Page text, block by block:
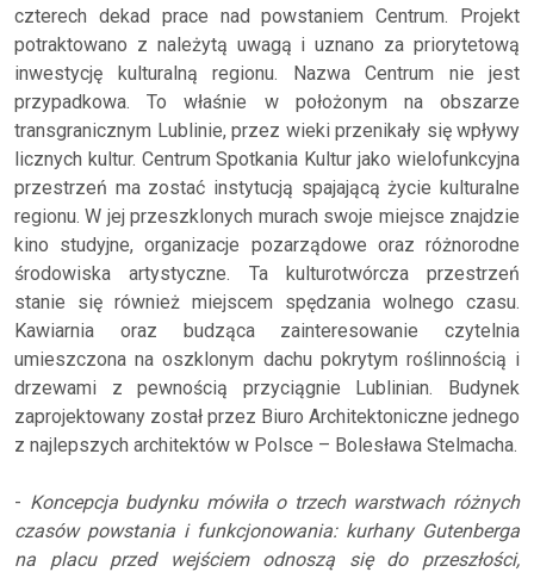
czterech dekad prace nad powstaniem Centrum. Projekt
potraktowano z należytą uwagą i uznano za priorytetową
inwestycję kulturalną regionu. Nazwa Centrum nie jest
przypadkowa. To właśnie w położonym na obszarze
transgranicznym Lublinie, przez wieki przenikały się wpływy
licznych kultur. Centrum Spotkania Kultur jako wielofunkcyjna
przestrzeń ma zostać instytucją spajającą życie kulturalne
regionu. W jej przeszklonych murach swoje miejsce znajdzie
kino studyjne, organizacje pozarządowe oraz różnorodne
środowiska artystyczne. Ta kulturotwórcza przestrzeń
stanie się również miejscem spędzania wolnego czasu.
Kawiarnia oraz budząca zainteresowanie czytelnia
umieszczona na oszklonym dachu pokrytym roślinnością i
drzewami z pewnością przyciągnie Lublinian. Budynek
zaprojektowany został przez Biuro Architektoniczne jednego
z najlepszych architektów w Polsce – Bolesława Stelmacha.
- Koncepcja budynku mówiła o trzech warstwach różnych
czasów powstania i funkcjonowania: kurhany Gutenberga
na placu przed wejściem odnoszą się do przeszłości,